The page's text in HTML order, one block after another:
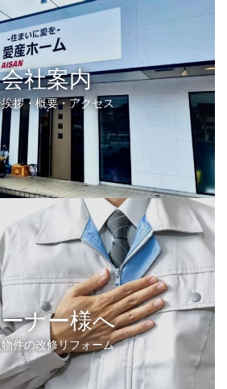
会社案内
拶・概要・アクセス
ナー様へ
件の改修リフォーム